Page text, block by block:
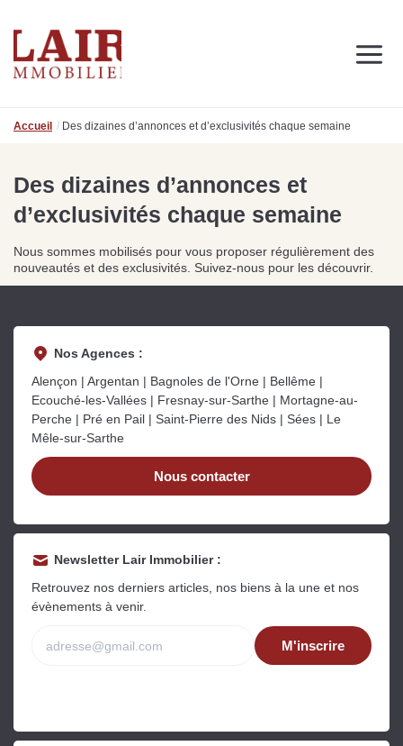
Immobilier
Nous découvrir
Contact
SUIVEZ-NOUS SUR LES RÉSEAUX SOCIAUX
Conseils immobiliers et actualités
pour vous accompagner dans vos projets
Procéder à des travaux
d’isolation à Fresnay-sur-
Sarthe pour booster sa
vente
Lire la suite
estimation immobilière à
Bagnoles-de-l’Orne :
quelles sont les
conséquences ?
Gratuit
Rapide et gratuit, recevez votre estimation
Accueil Des dizaines d’annonces et d’exclusivités chaque semaine
Des dizaines d’annonces et
d’exclusivités chaque semaine
Nous sommes mobilisés pour vous proposer régulièrement des
nouveautés et des exclusivités. Suivez-nous pour les découvrir.
Nos Agences :
Alençon | Argentan | Bagnoles de l'Orne | Bellême |
Ecouché-les-Vallées | Fresnay-sur-Sarthe | Mortagne-au-
Perche | Pré en Pail | Saint-Pierre des Nids | Sées | Le
Mêle-sur-Sarthe
Nous contacter
Newsletter Lair Immobilier :
Retrouvez nos derniers articles, nos biens à la une et nos
évènements à venir.
M'inscrire